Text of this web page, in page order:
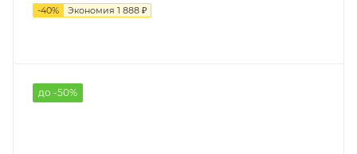
-40% Экономия 1 888 ₽
до -50%